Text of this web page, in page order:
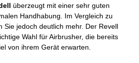
überzeugt mit einer sehr guten
Handhabung. Im Vergleich zu
Sie jedoch deutlich mehr. Der Revell
Wahl für Airbrusher, die bereits
von ihrem Gerät erwarten.